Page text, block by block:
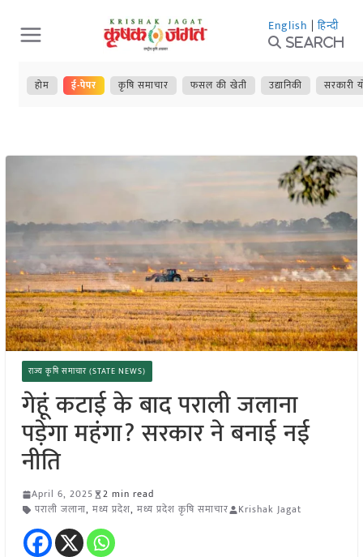
Skip
to
content
English | हिन्दी
Search
होम ई-पेपर कृषि समाचार फसल की खेती उद्यानिकी सरकारी
राज्य कृषि समाचार (STATE NEWS)
गेहूं कटाई के बाद पराली जलाना
पड़ेगा महंगा? सरकार ने बनाई नई
नीति
April 6, 2025
2 min read
पराली जलाना, मध्य प्रदेश, मध्य प्रदेश कृषि समाचार Krishak Jagat